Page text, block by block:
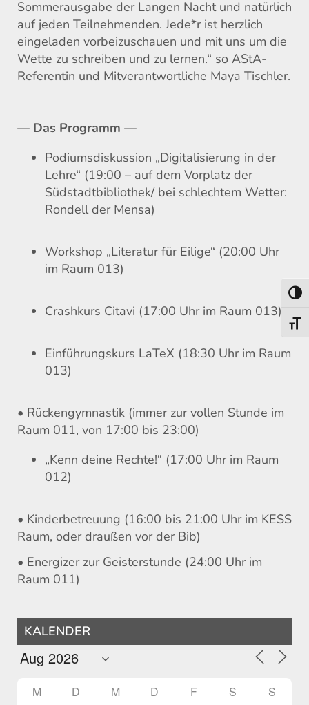
Sommerausgabe der Langen Nacht und natürlich
auf jeden Teilnehmenden. Jede*r ist herzlich
eingeladen vorbeizuschauen und mit uns um die
Wette zu schreiben und zu lernen.“ so AStA-
Referentin und Mitverantwortliche Maya Tischler.
— Das Programm —
Podiumsdiskussion „Digitalisierung in der
Lehre“ (19:00 – auf dem Vorplatz der
Südstadtbibliothek/ bei schlechtem Wetter:
Rondell der Mensa)
Workshop „Literatur für Eilige“ (20:00 Uhr
im Raum 013)
Crashkurs Citavi (17:00 Uhr im Raum 013)
Einführungskurs LaTeX (18:30 Uhr im Raum
013)
• Rückengymnastik (immer zur vollen Stunde im
Raum 011, von 17:00 bis 23:00)
„Kenn deine Rechte!“ (17:00 Uhr im Raum
012)
• Kinderbetreuung (16:00 bis 21:00 Uhr im KESS
Raum, oder draußen vor der Bib)
• Energizer zur Geisterstunde (24:00 Uhr im
Raum 011)
KALENDER
M D M D F S S